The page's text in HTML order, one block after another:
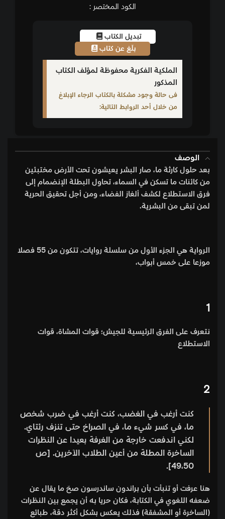
الكود المختصر :
تبديل الكتاب
بلّغ عن كتاب
الملكية الفكرية محفوظة لمؤلف الكتاب
المذكور
فى حالة وجود مشكلة بالكتاب الرجاء الإبلاغ
من خلال أحد الروابط التالية:
الوصف
بعد حلول كارثة ما، صار البشر يعيشون تحت الأرض مختبئين
من كائنات ما تسكن في السماء، تحاول البطلة الإنضمام إلى
فرق الاستطلاع لكشف ألغاز الفضاء، ومن أجل تحقيق الحرية
لمن تبقى من البشرية.
الرواية هي الجزء الأول من سلسلة روايات، تتكون من 55 فصلا
موزعا على خمس أبواب،
1
نتعرف على الفرق الرئيسية للجيش؛ قوات المشاة، قوات
الاستطلاع
2
كنت أرغب في الغضب، كنت أرغب في ضرب شخص
ما، في كسر شيء ما، في الصراخ حتى تنزف رئتاي.
لكني اندفعت خارجة من الغرفة بعيدا عن النظرات
الساخرة المطلة من أعين الطلاب الآخرين. [ص
49،50].
هنا عرفت أو تنبأت بأن براندون ساندرسون صحّ ما يقال عن
ضعفه اللغوي في الكتابة، فكان حريا به أن يجمع بين النظرات
(الساخرة أو المشفقة) فذلك يعكس بشكل أكثر دقة، طبائع